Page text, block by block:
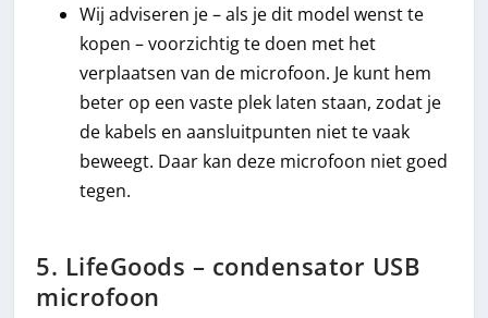
Wij adviseren je – als je dit model wenst te
kopen – voorzichtig te doen met het
verplaatsen van de microfoon. Je kunt hem
beter op een vaste plek laten staan, zodat je
de kabels en aansluitpunten niet te vaak
beweegt. Daar kan deze microfoon niet goed
tegen.
5. LifeGoods – condensator USB
microfoon